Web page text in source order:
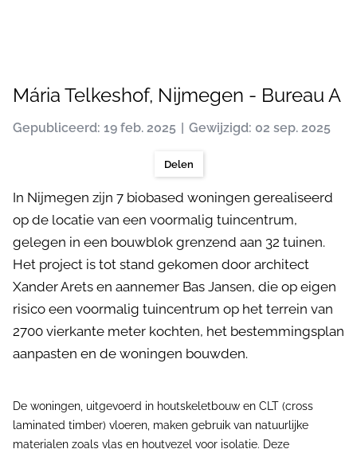
Mária Telkeshof, Nijmegen - Bureau A
Gepubliceerd: 19 feb. 2025 Gewijzigd: 02 sep. 2025
Delen
In Nijmegen zijn 7 biobased woningen gerealiseerd
op de locatie van een voormalig tuincentrum,
gelegen in een bouwblok grenzend aan 32 tuinen.
Het project is tot stand gekomen door architect
Xander Arets en aannemer Bas Jansen, die op eigen
risico een voormalig tuincentrum op het terrein van
2700 vierkante meter kochten, het bestemmingsplan
aanpasten en de woningen bouwden.
De woningen, uitgevoerd in houtskeletbouw en CLT (cross
laminated timber) vloeren, maken gebruik van natuurlijke
materialen zoals vlas en houtvezel voor isolatie. Deze